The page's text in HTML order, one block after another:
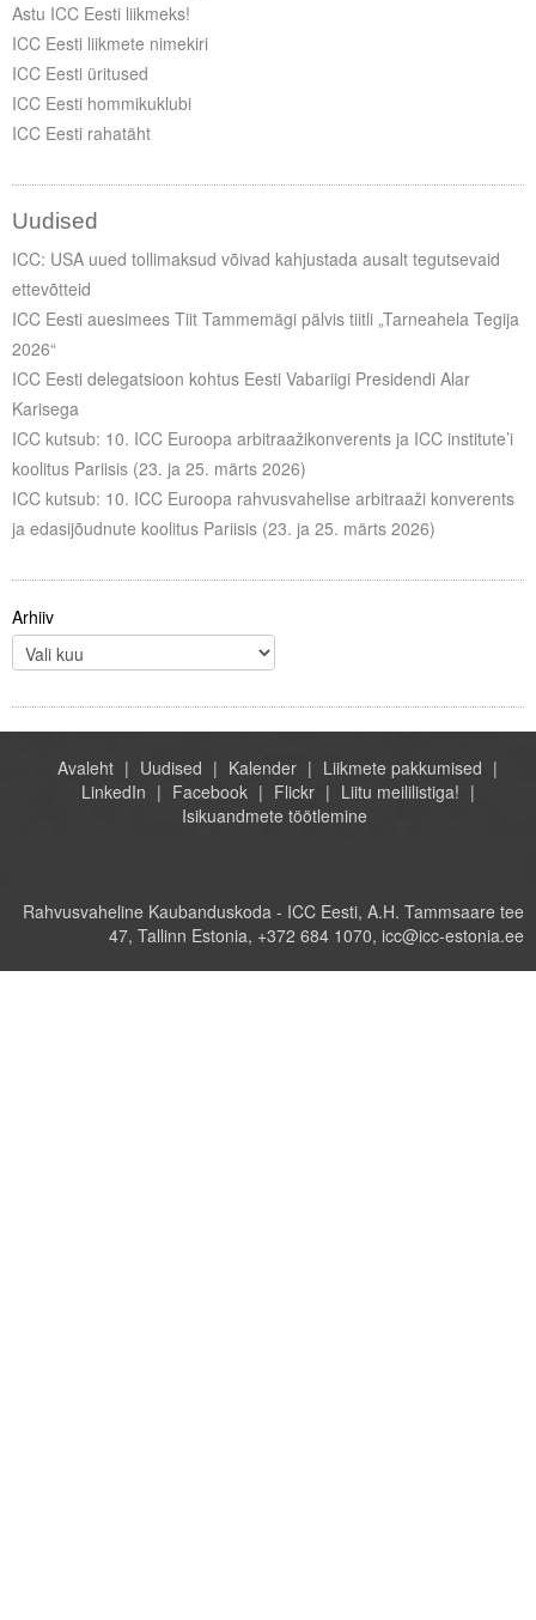
Liitu meililistiga
Oskusteave
Incoterms® 2020
Projektid
Astu ICC Eesti liikmeks!
ICC Eesti liikmete nimekiri
ICC Eesti üritused
ICC Eesti hommikuklubi
ICC Eesti rahatäht
Uudised
ICC: USA uued tollimaksud võivad kahjustada ausalt tegutsevaid
ettevõtteid
ICC Eesti auesimees Tiit Tammemägi pälvis tiitli „Tarneahela Tegija
2026“
ICC Eesti delegatsioon kohtus Eesti Vabariigi Presidendi Alar
Karisega
ICC kutsub: 10. ICC Euroopa arbitraažikonverents ja ICC institute’i
koolitus Pariisis (23. ja 25. märts 2026)
ICC kutsub: 10. ICC Euroopa rahvusvahelise arbitraaži konverents
ja edasijõudnute koolitus Pariisis (23. ja 25. märts 2026)
Arhiiv
Avaleht Uudised Kalender
Liikmete pakkumised
LinkedIn
Facebook Flickr
Liitu meililistiga!
Isikuandmete töötlemine
Rahvusvaheline Kaubanduskoda - ICC Eesti, A.H. Tammsaare tee
47, Tallinn Estonia, +372 684 1070, icc@icc-estonia.ee